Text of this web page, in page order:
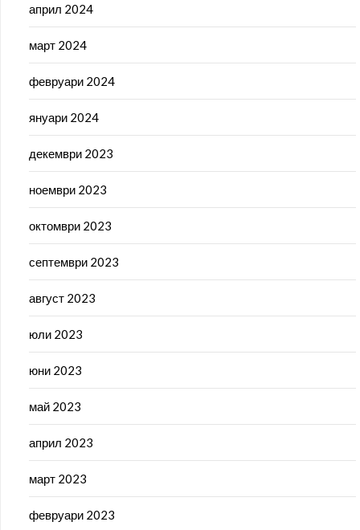
април 2024
март 2024
февруари 2024
януари 2024
декември 2023
ноември 2023
октомври 2023
септември 2023
август 2023
юли 2023
юни 2023
май 2023
април 2023
март 2023
февруари 2023